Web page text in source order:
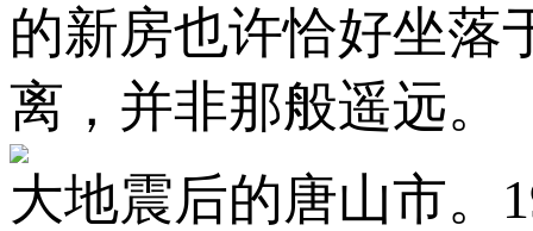
的新房也许恰好坐
离，并非那般遥远。
大地震后的唐山市。